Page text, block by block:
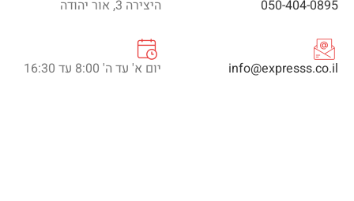
050-404-0895
info@expresss.co.il
היצירה 3, אור יהודה
יום א' עד ה' 8:00 עד 16:30